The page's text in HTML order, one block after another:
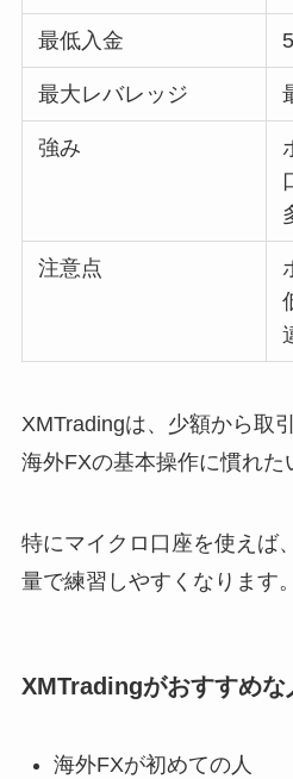
最低入金
最大レバレッジ
強み
注意点
XMTradingは、少額から取
海外FXの基本操作に慣れた
特にマイクロ口座を使えば
量で練習しやすくなります。
XMTradingがおすすめな
海外FXが初めての人